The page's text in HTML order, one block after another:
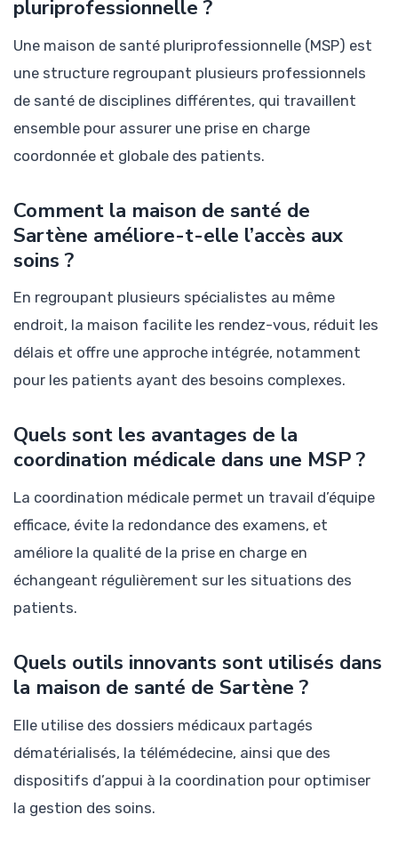
pluriprofessionnelle ?
Une maison de santé pluriprofessionnelle (MSP) est
une structure regroupant plusieurs professionnels
de santé de disciplines différentes, qui travaillent
ensemble pour assurer une prise en charge
coordonnée et globale des patients.
Comment la maison de santé de
Sartène améliore-t-elle l’accès aux
soins ?
En regroupant plusieurs spécialistes au même
endroit, la maison facilite les rendez-vous, réduit les
délais et offre une approche intégrée, notamment
pour les patients ayant des besoins complexes.
Quels sont les avantages de la
coordination médicale dans une MSP ?
La coordination médicale permet un travail d’équipe
efficace, évite la redondance des examens, et
améliore la qualité de la prise en charge en
échangeant régulièrement sur les situations des
patients.
Quels outils innovants sont utilisés dans
la maison de santé de Sartène ?
Elle utilise des dossiers médicaux partagés
dématérialisés, la télémédecine, ainsi que des
dispositifs d’appui à la coordination pour optimiser
la gestion des soins.